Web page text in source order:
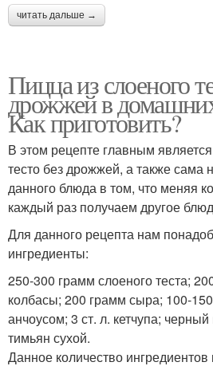
читать дальше →
Пицца из слоеного
дрожжей в
Как приготовить?
В этом рецепте главным
тесто без дрожжей, а также сама
данного блюда в том, что меняя
каждый раз получаем другое
Для данного рецепта нам
ингредиенты:
250-300 грамм слоеного теста;
колбасы; 200 грамм сыра; 100-
анчоусом; 3 ст. л. кетчупа;
тимьян сухой.
Данное количество